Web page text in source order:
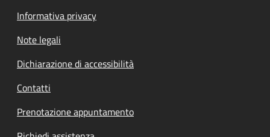
Informativa privacy
Note legali
Dichiarazione di accessibilità
Contatti
Prenotazione appuntamento